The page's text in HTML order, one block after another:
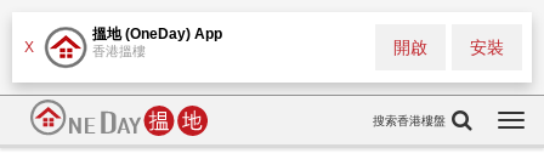
X
搵地 (OneDay) App
香港搵樓 安裝
開啟
搜索香港樓盤